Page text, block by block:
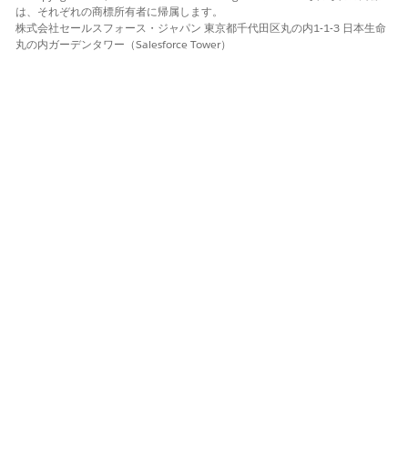
この記事で問題は解決されましたか?
ご意見をお待ちしております。
は、それぞれの商標所有者に帰属します。
株式会社セールスフォース・ジャパン 東京都千代田区丸の内1-1-3 日本生命
丸の内ガーデンタワー（Salesforce Tower）